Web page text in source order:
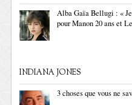
Alba Gaïa Bellugi : «
pour Manon 20 ans et
INDIANA JONES
3 choses que vous ne